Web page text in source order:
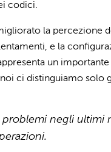
codici.
la percezione
e la
un
ci distinguiamo solo
negli ultimi